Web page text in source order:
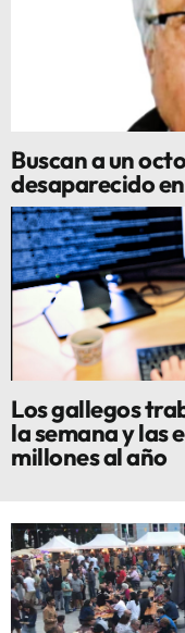
Buscan a un
desaparecido
Los gallegos
la semana y las
millones al año